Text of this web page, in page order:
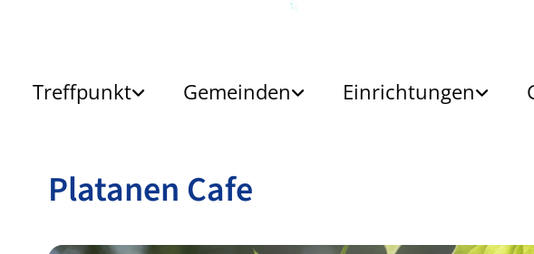
Treffpunkt Gemeinden Einrichtungen
Platanen Cafe